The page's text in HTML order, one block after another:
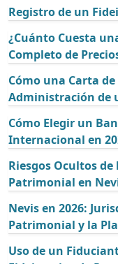
Registro de un
¿Cuánto Cuesta
Completo de
Cómo una Carta
Administración de
Cómo Elegir un
Internacional en
Riesgos Ocultos
Patrimonial en
Nevis en 2026:
Patrimonial y la
Uso de un